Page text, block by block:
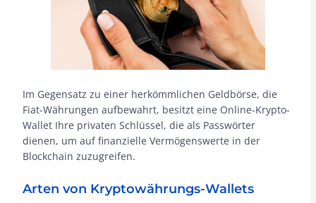
Im Gegensatz zu einer herkömmlichen Geldbörse, die
Fiat-Währungen aufbewahrt, besitzt eine Online-Krypto-
Wallet Ihre privaten Schlüssel, die als Passwörter
dienen, um auf finanzielle Vermögenswerte in der
Blockchain zuzugreifen.
Arten von Kryptowährungs-Wallets